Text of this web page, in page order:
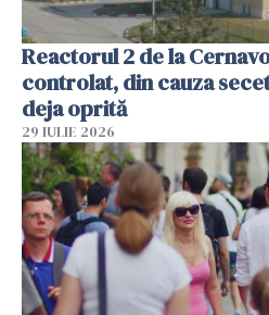
Reactorul 2 de la
controlat, din cauza
deja oprită
29 IULIE 2026